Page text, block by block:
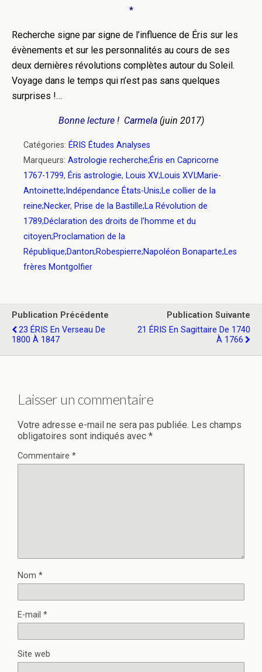
*
Recherche signe par signe de l’influence de Éris sur les
évènements et sur les personnalités au cours de ses
deux dernières révolutions complètes autour du Soleil.
Voyage dans le temps qui n’est pas sans quelques
surprises !…
Bonne lecture ! Carmela (juin 2017)
Catégories: ÉRIS Études Analyses
Marqueurs: Astrologie recherche;Éris en Capricorne
1767-1799, Éris astrologie, Louis XV;Louis XVI;Marie-
Antoinette;Indépendance États-Unis;Le collier de la
reine;Necker, Prise de la Bastille;La Révolution de
1789;Déclaration des droits de l'homme et du
citoyen;Proclamation de la
République;Danton;Robespierre;Napoléon Bonaparte;Les
frères Montgolfier
Publication Précédente
23 ÉRIS En Verseau De
1800 À 1847
Publication Suivante
21 ÉRIS En Sagittaire De 1740
À 1766
Laisser un commentaire
Votre adresse e-mail ne sera pas publiée. Les champs
obligatoires sont indiqués avec *
Commentaire *
Nom *
E-mail *
Site web